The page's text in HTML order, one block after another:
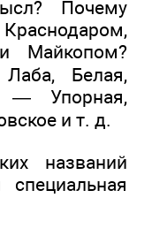
Почему
Краснодаром,
Майкопом?
Белая,
— Упорная,
и т. д.
названий
специальная